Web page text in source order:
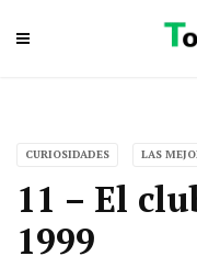
CURIOSIDADES LAS
11 – El
1999